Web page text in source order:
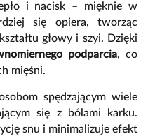
i nacisk – mięknie w
się opiera, tworząc
głowy i szyi. Dzięki
podparcia, co
mięśni.
spędzającym wiele
się z bólami karku.
snu i minimalizuje efekt